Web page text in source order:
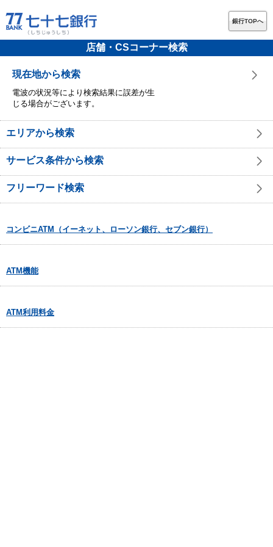
銀行TOPへ
店舗・CSコーナー検索
現在地から検索
電波の状況等により検索結果に誤差が生
じる場合がございます。
エリアから検索
サービス条件から検索
フリーワード検索
コンビニATM（イーネット、ローソン銀行、セブン銀行）
ATM機能
ATM利用料金